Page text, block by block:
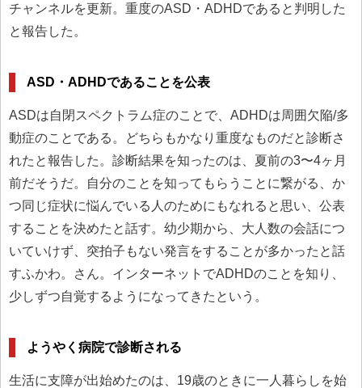
チャンネルを更新。重度のASD・ADHDであると判明した
と報告した。
ASD・ADHDであることを公表
ASDは自閉スペクトラム症のことで、ADHDは周囲欠陥/多
動症のことである。どちらもかなり重度なものだと診断さ
れたと報告した。診断結果を知ったのは、夏前の3〜4ヶ月
前だそうだ。自分のことを知ってもらうことに繋がる、か
つ同じ症状に悩んでいる人のためにもなれると思い、公表
することを決めたと話す。幼少期から、大人数の会話につ
いていけず、突拍子もない発言をすることが多かったと話
すふかわ。さん。インターネットでADHDのことを知り、
少しずつ自覚するようになってきたという。
ようやく病院で診断される
生活に支障が出始めたのは、19歳のときに一人暮らしを始